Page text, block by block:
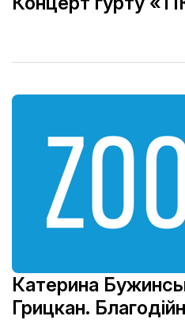
Катерина
Грицкан.